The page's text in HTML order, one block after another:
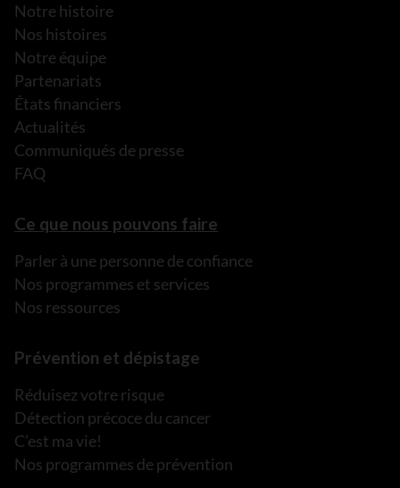
Notre histoire
Nos histoires
Notre équipe
Partenariats
États financiers
Actualités
Communiqués de presse
FAQ
Ce que nous pouvons faire
Parler à une personne de confiance
Nos programmes et services
Nos ressources
Prévention et dépistage
Réduisez votre risque
Détection précoce du cancer
C’est ma vie!
Nos programmes de prévention